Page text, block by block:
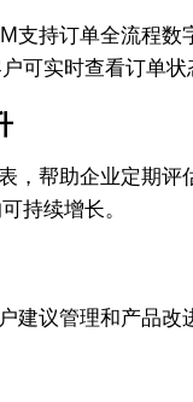
支持订单全流程
可实时查看订单状
，帮助企业定期
持续增长。
建议管理和产品